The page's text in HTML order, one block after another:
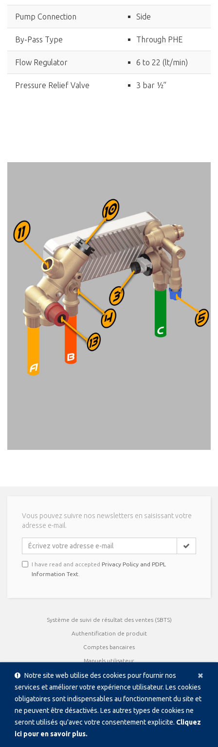
×
Notre site web utilise des cookies pour fournir nos
services et améliorer votre expérience utilisateur. Les cookies
obligatoires sont indispensables au fonctionnement du site et
ne peuvent être désactivés. Les autres types de cookies ne
seront utilisés qu'avec votre consentement explicite. Cliquez
ici pour en savoir plus.
Pump Connection Side
By-Pass Type Through PHE
Flow Regulator 6 to 22 (lt/min)
Pressure Relief Valve 3 bar ½”
Vous pouvez suivre nos newsletters en saisissant votre
adresse e-mail.
I have read and accepted Privacy Policy and PDPL
Information Text
Système de suivi de résultat des ventes (SBTS)
Authentification de produit
Comptes bancaires
Manuels utilisateur
Certificats de qualité
brochures
Présentation des produits
Copyright © 1996 - 2026 PAKKENS, Tous droits réservés